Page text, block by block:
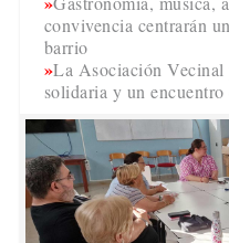
convivencia centrarán
barrio
La Asociación Vecinal
solidaria y un